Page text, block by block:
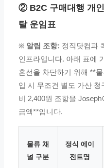
② B2C 구매대행 개
탈 운임표
※ 알림 조항: 정직닷컴과
인프라입니다. 아래 표에
혼선을 차단하기 위해 **
입 시 무조건 별도 가산 청
비 2,400원 조항을
금액**입니다.
물류 채
널 구분
정식 에이
전트명